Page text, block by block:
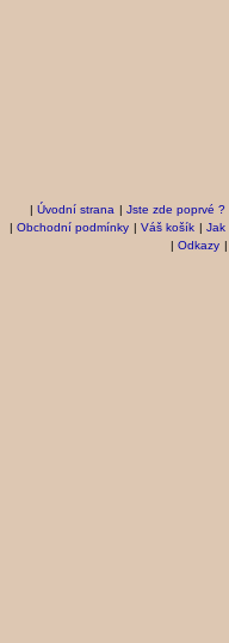
| Úvodní strana | Jste zde poprvé ?
| Obchodní podmínky | Váš košík | Jak
| Odkazy